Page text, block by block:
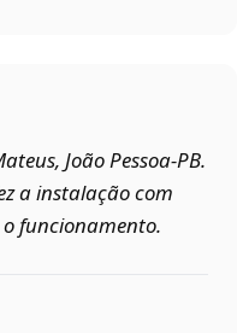
João Pessoa‑PB.
a instalação com
funcionamento.